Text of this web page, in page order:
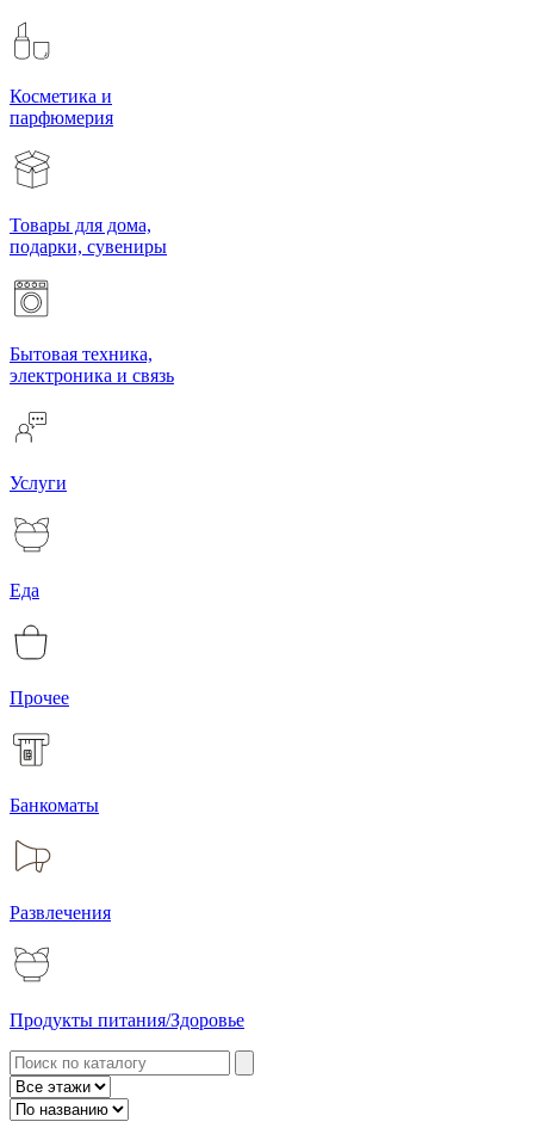
Косметика и
парфюмерия
Товары для дома,
подарки, сувениры
Бытовая техника,
электроника и связь
Услуги
Еда
Прочее
Банкоматы
Развлечения
Продукты питания/Здоровье